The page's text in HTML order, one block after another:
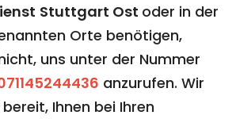
Stuttgart Ost​​​​​​​ oder in der
Orte benötigen,
uns unter der Nummer
anzurufen. Wir
Ihnen bei Ihren